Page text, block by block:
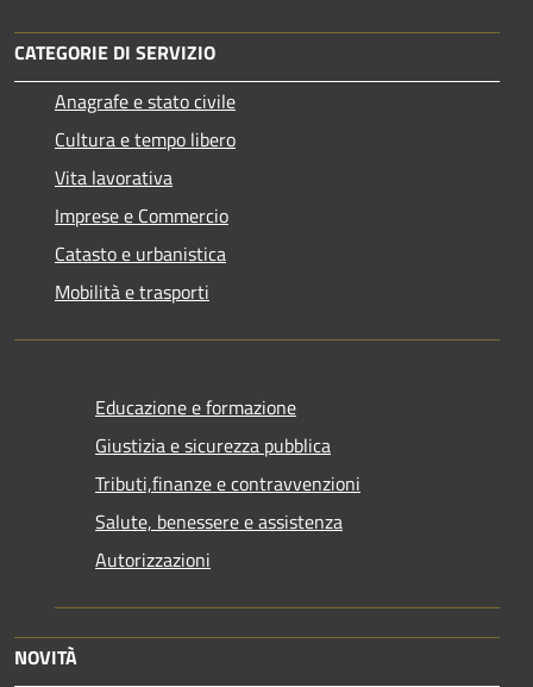
CATEGORIE DI SERVIZIO
Anagrafe e stato civile
Cultura e tempo libero
Vita lavorativa
Imprese e Commercio
Catasto e urbanistica
Mobilità e trasporti
Educazione e formazione
Giustizia e sicurezza pubblica
Tributi,finanze e contravvenzioni
Salute, benessere e assistenza
Autorizzazioni
NOVITÀ